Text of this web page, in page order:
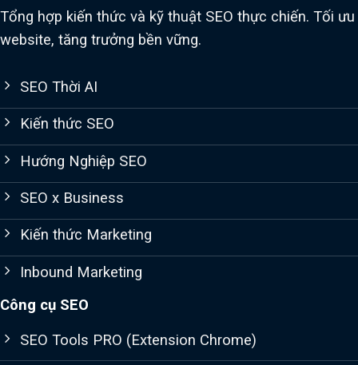
Tổng hợp kiến thức và kỹ thuật SEO thực chiến. Tối ưu
website, tăng trưởng bền vững.
SEO Thời AI
Kiến thức SEO
Hướng Nghiệp SEO
SEO x Business
Kiến thức Marketing
Inbound Marketing
Công cụ SEO
SEO Tools PRO (Extension Chrome)